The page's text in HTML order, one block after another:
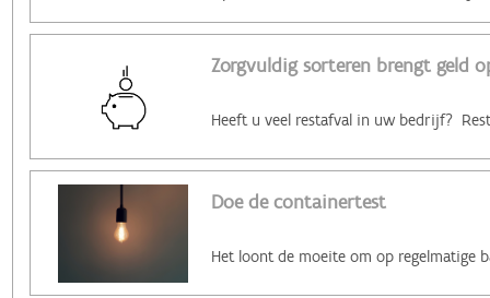
Zorgvuldig sorteren brengt geld
Doe de containertest